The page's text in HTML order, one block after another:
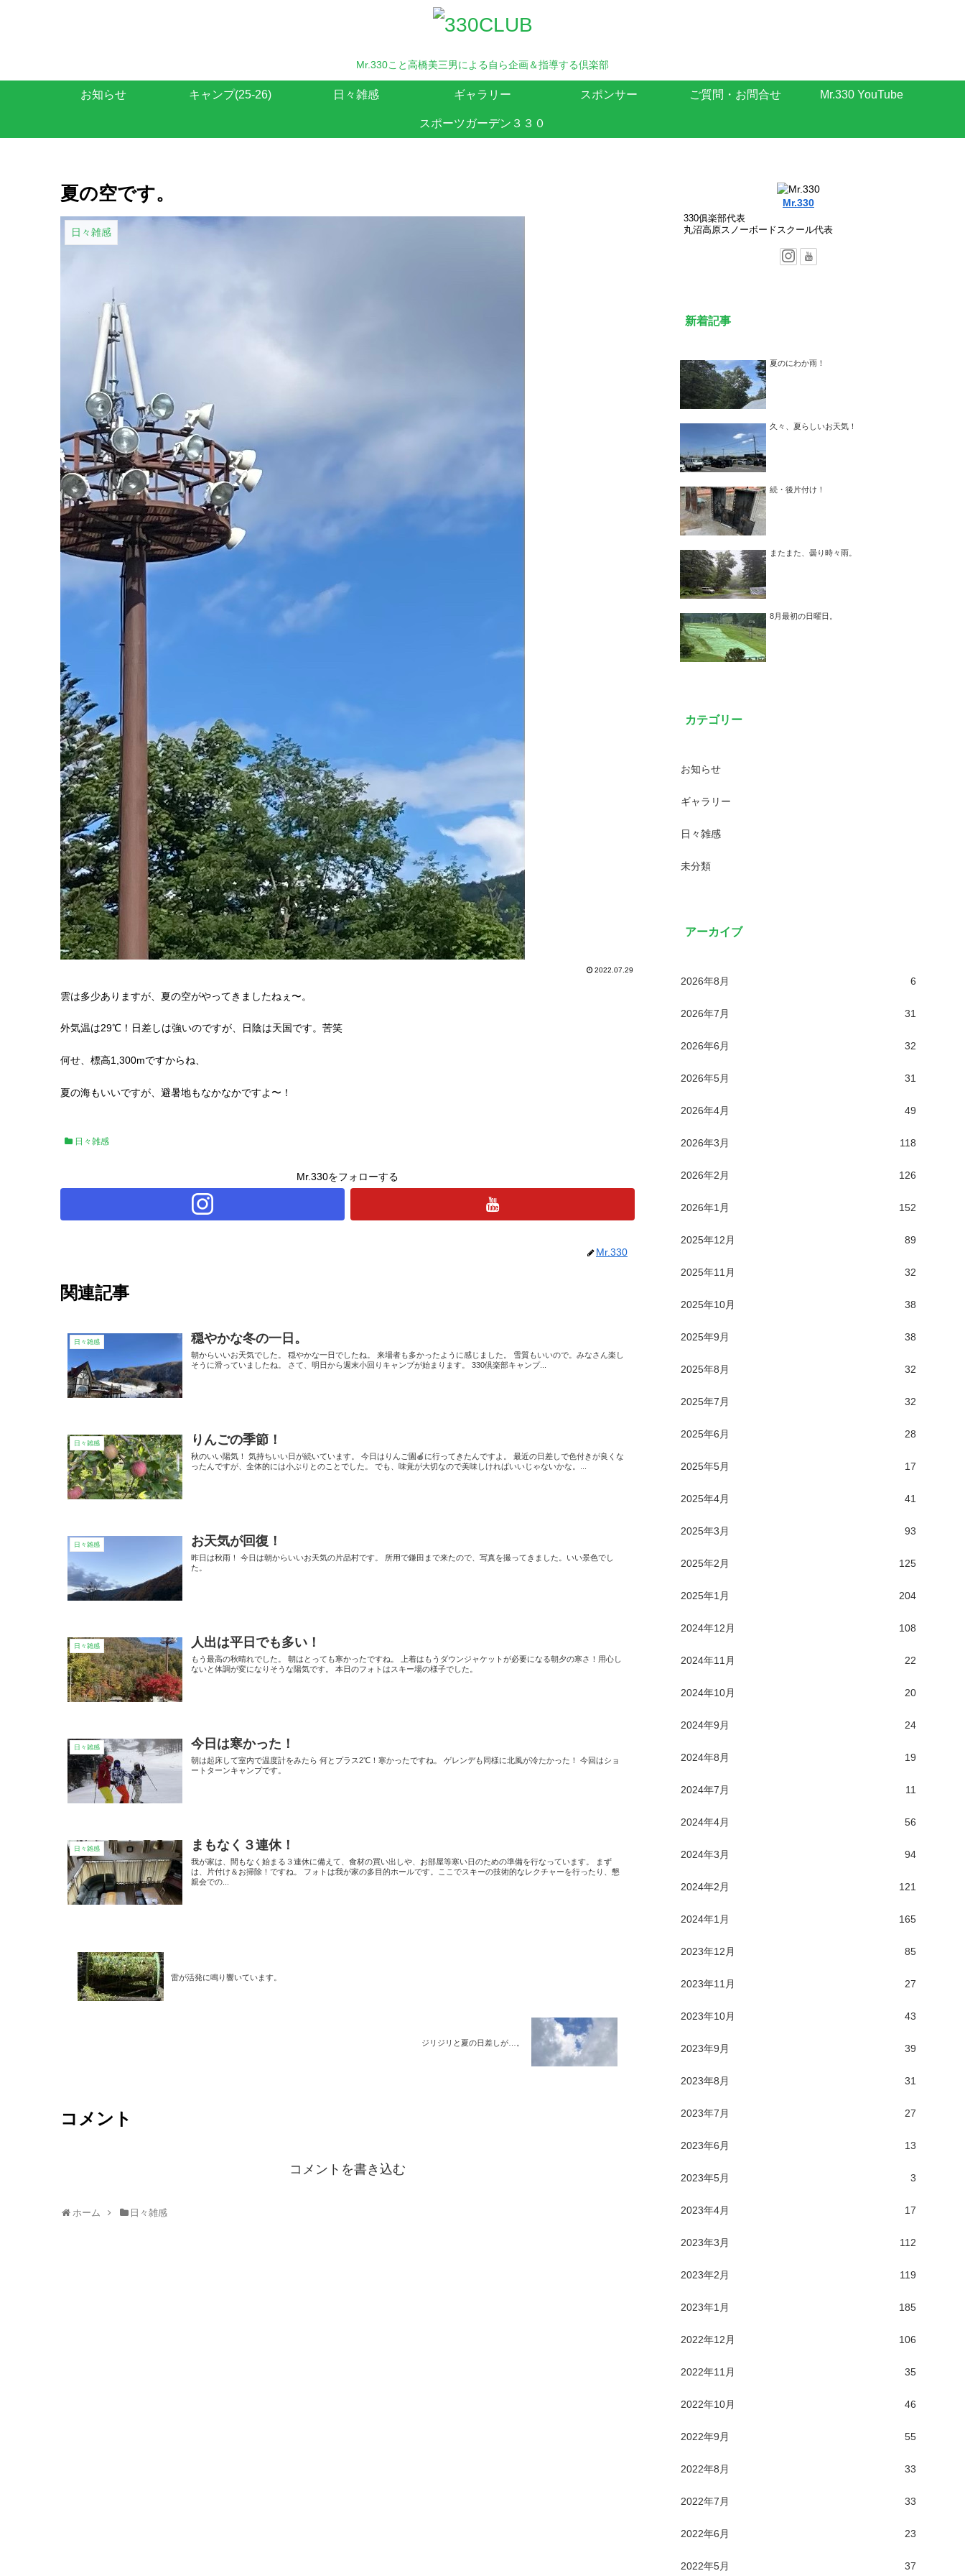
Mr.330こと高橋美三男による自ら企画＆指導する倶楽部
お知らせ キャンプ(25-26) 日々雑感 ギャラリー スポンサー ご質問・お問合せ Mr.330 YouTube
スポーツガーデン３３０
夏の空です。
日々雑感
2022.07.29
雲は多少ありますが、夏の空がやってきましたねぇ〜。
外気温は29℃！日差しは強いのですが、日陰は天国です。苦笑
何せ、標高1,300mですからね、
夏の海もいいですが、避暑地もなかなかですよ〜！
日々雑感
Mr.330をフォローする
Mr.330
関連記事
日々雑感 穏やかな冬の一日。
朝からいいお天気でした。 穏やかな一日でしたね。 来場者も多かったように感じました。 雪質もいいので。みなさん楽し
そうに滑っていましたね。 さて、明日から週末小回りキャンプが始まります。 330倶楽部キャンプ...
日々雑感 りんごの季節！
秋のいい陽気！ 気持ちいい日が続いています。 今日はりんご園🍎に行ってきたんですよ。 最近の日差しで色付きが良くな
ったんですが、全体的には小ぶりとのことでした。 でも、味覚が大切なので美味しければいいじゃないかな。...
日々雑感 お天気が回復！
昨日は秋雨！ 今日は朝からいいお天気の片品村です。 所用で鎌田まで来たので、写真を撮ってきました。いい景色でし
た。
日々雑感 人出は平日でも多い！
もう最高の秋晴れでした。 朝はとっても寒かったですね。 上着はもうダウンジャケットが必要になる朝夕の寒さ！用心し
ないと体調が変になりそうな陽気です。 本日のフォトはスキー場の様子でした。
日々雑感 今日は寒かった！
朝は起床して室内で温度計をみたら 何とプラス2℃！寒かったですね。 ゲレンデも同様に北風が冷たかった！ 今回はショ
ートターンキャンプです。
日々雑感 まもなく３連休！
我が家は、間もなく始まる３連休に備えて、食材の買い出しや、お部屋等寒い日のための準備を行なっています。 まず
は、片付け＆お掃除！ですね。 フォトは我が家の多目的ホールです。ここでスキーの技術的なレクチャーを行ったり、懇
親会での...
雷が活発に鳴り響いています。
ジリジリと夏の日差しが…。
コメント
コメントを書き込む
ホーム 日々雑感
Mr.330
330俱楽部代表
丸沼高原スノーボードスクール代表
新着記事
夏のにわか雨！
久々、夏らしいお天気！
続・後片付け！
またまた、曇り時々雨。
8月最初の日曜日。
カテゴリー
お知らせ
ギャラリー
日々雑感
未分類
アーカイブ
2026年8月 6
2026年7月 31
2026年6月 32
2026年5月 31
2026年4月 49
2026年3月 118
2026年2月 126
2026年1月 152
2025年12月 89
2025年11月 32
2025年10月 38
2025年9月 38
2025年8月 32
2025年7月 32
2025年6月 28
2025年5月 17
2025年4月 41
2025年3月 93
2025年2月 125
2025年1月 204
2024年12月 108
2024年11月 22
2024年10月 20
2024年9月 24
2024年8月 19
2024年7月 11
2024年4月 56
2024年3月 94
2024年2月 121
2024年1月 165
2023年12月 85
2023年11月 27
2023年10月 43
2023年9月 39
2023年8月 31
2023年7月 27
2023年6月 13
2023年5月 3
2023年4月 17
2023年3月 112
2023年2月 119
2023年1月 185
2022年12月 106
2022年11月 35
2022年10月 46
2022年9月 55
2022年8月 33
2022年7月 33
2022年6月 23
2022年5月 37